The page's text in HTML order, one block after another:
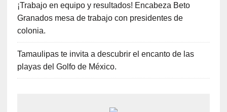
¡Trabajo en equipo y resultados! Encabeza Beto
Granados mesa de trabajo con presidentes de
colonia.
Tamaulipas te invita a descubrir el encanto de las
playas del Golfo de México.